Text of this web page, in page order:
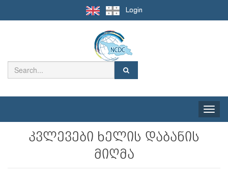
Login
Toggle
კვლევები ხელის დაბანის
მიღმა